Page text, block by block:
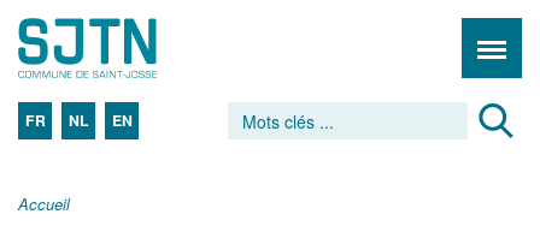
FR NL EN
Accueil